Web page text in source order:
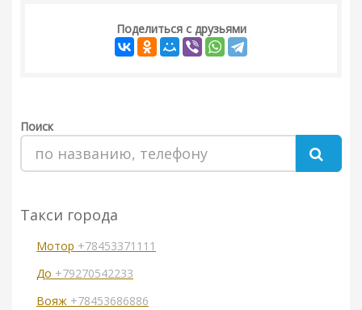
Поделиться с друзьями
Поиск
Такси города
Мотор +78453371111
До +79270542233
Вояж +78453686886